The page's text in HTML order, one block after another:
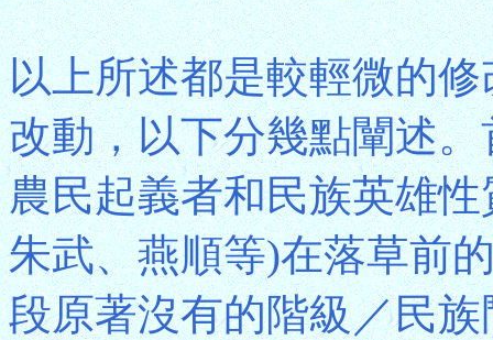
以上所述都是較輕微的
改動，以下分幾點闡述
農民起義者和民族英雄
朱武、燕順等)在落草前
段原著沒有的階級／民